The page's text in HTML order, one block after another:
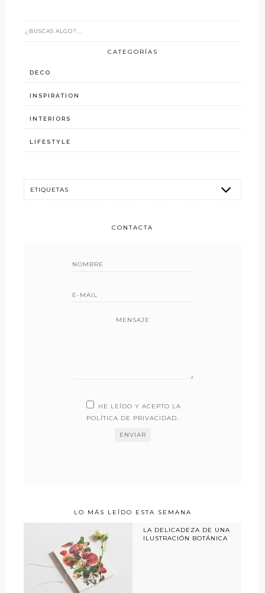
CATEGORÍAS
DECO
INSPIRATION
INTERIORS
LIFESTYLE
CONTACTA
MENSAJE
HE LEÍDO Y ACEPTO LA
POLÍTICA DE PRIVACIDAD.
LO MÁS LEÍDO ESTA SEMANA
LA DELICADEZA DE UNA
ILUSTRACIÓN BOTÁNICA